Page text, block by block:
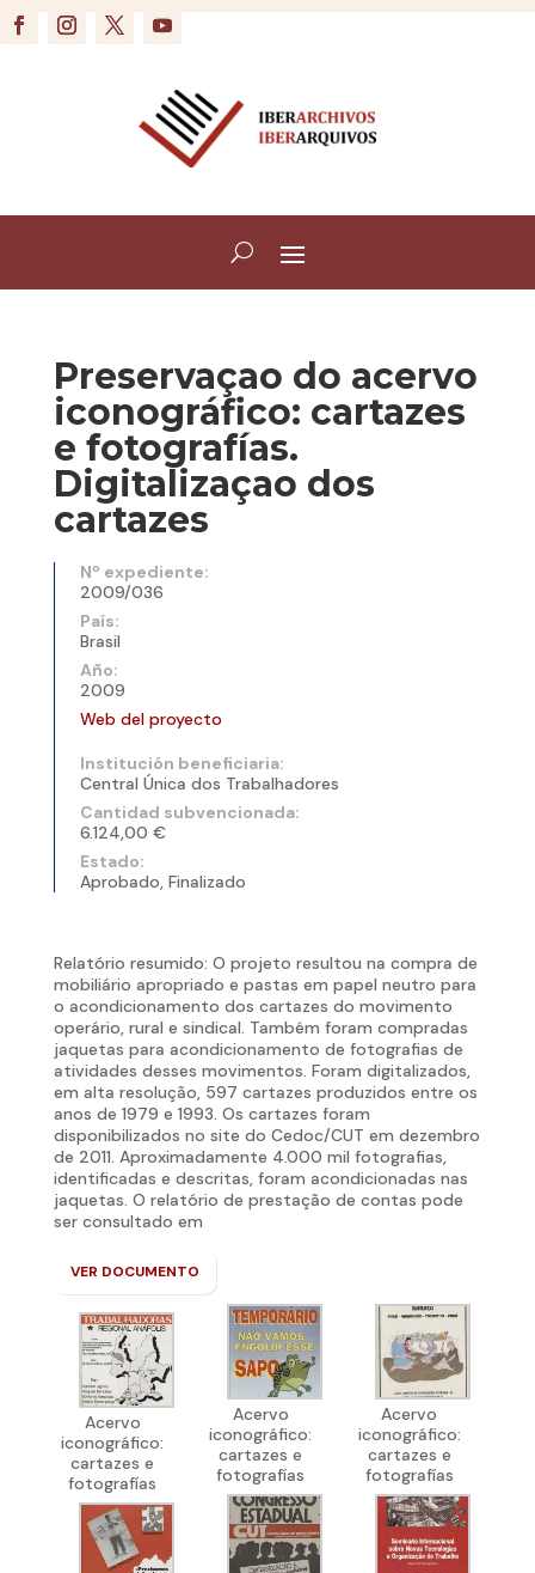
Preservaçao do acervo
iconográfico: cartazes
e fotografías.
Digitalizaçao dos
cartazes
Nº expediente:
2009/036
País:
Brasil
Año:
2009
Web del proyecto
Institución beneficiaria:
Central Única dos Trabalhadores
Cantidad subvencionada:
6.124,00 €
Estado:
Aprobado, Finalizado
Relatório resumido: O projeto resultou na compra de
mobiliário apropriado e pastas em papel neutro para
o acondicionamento dos cartazes do movimento
operário, rural e sindical. Também foram compradas
jaquetas para acondicionamento de fotografias de
atividades desses movimentos. Foram digitalizados,
em alta resolução, 597 cartazes produzidos entre os
anos de 1979 e 1993. Os cartazes foram
disponibilizados no site do Cedoc/CUT em dezembro
de 2011. Aproximadamente 4.000 mil fotografias,
identificadas e descritas, foram acondicionadas nas
jaquetas. O relatório de prestação de contas pode
ser consultado em
VER DOCUMENTO
Acervo
iconográfico:
cartazes e
fotografías
Acervo
iconográfico:
cartazes e
fotografías
Acervo
iconográfico:
cartazes e
fotografías